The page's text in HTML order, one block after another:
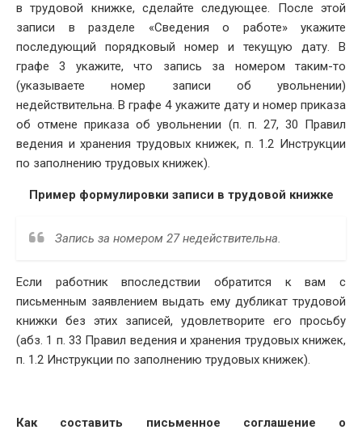
в трудовой книжке, сделайте следующее. После этой
записи в разделе «Сведения о работе» укажите
последующий порядковый номер и текущую дату. В
графе 3 укажите, что запись за номером таким-то
(указываете номер записи об увольнении)
недействительна. В графе 4 укажите дату и номер приказа
об отмене приказа об увольнении (п. п. 27, 30 Правил
ведения и хранения трудовых книжек, п. 1.2 Инструкции
по заполнению трудовых книжек).
Пример формулировки записи в трудовой книжке
Запись за номером 27 недействительна.
Если работник впоследствии обратится к вам с
письменным заявлением выдать ему дубликат трудовой
книжки без этих записей, удовлетворите его просьбу
(абз. 1 п. 33 Правил ведения и хранения трудовых книжек,
п. 1.2 Инструкции по заполнению трудовых книжек).
Как составить письменное соглашение о